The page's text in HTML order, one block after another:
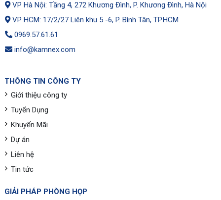
VP Hà Nội: Tầng 4, 272 Khương Đình, P. Khương Đình, Hà Nội
VP HCM: 17/2/27 Liên khu 5 -6, P. Bình Tân, TP.HCM
0969.57.61.61
info@kamnex.com
THÔNG TIN CÔNG TY
Giới thiệu công ty
Tuyển Dụng
Khuyến Mãi
Dự án
Liên hệ
Tin tức
GIẢI PHÁP PHÒNG HỌP